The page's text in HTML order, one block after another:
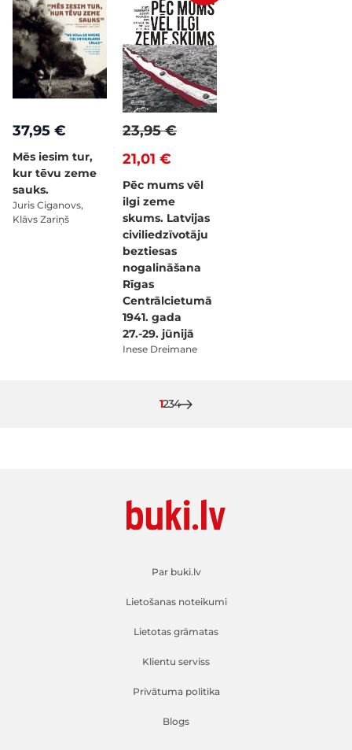
37,95 €
Mēs iesim tur,
kur tēvu zeme
sauks.
Juris Ciganovs,
Klāvs Zariņš
21,01 €
23,95 €
Pēc mums vēl
ilgi zeme
skums. Latvijas
civiliedzīvotāju
beztiesas
nogalināšana
Rīgas
Centrālcietumā
1941. gada
27.-29. jūnijā
Inese Dreimane
Pašlaik lasāt lapu
1Lapa
2Lapa
3Lapa
4
Par buki.lv
Lietošanas noteikumi
Lietotas grāmatas
Klientu serviss
Privātuma politika
Blogs